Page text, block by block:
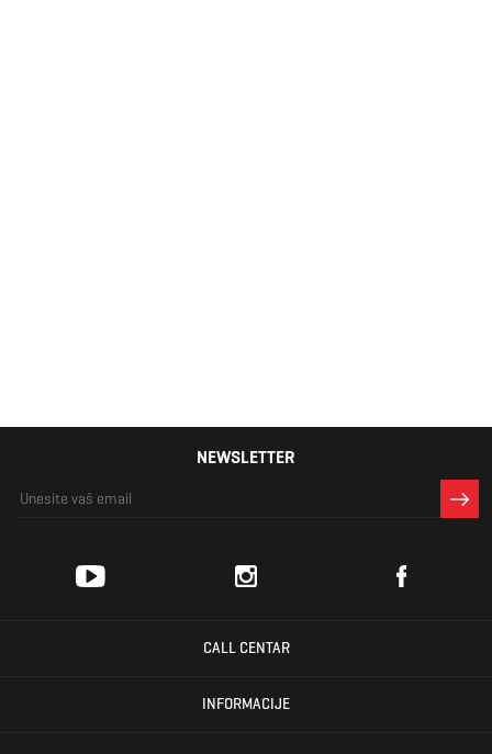
NEWSLETTER
CALL CENTAR
INFORMACIJE